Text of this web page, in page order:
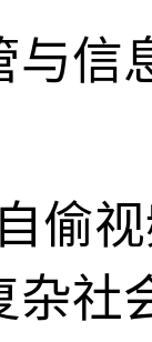
与信
偷
杂社